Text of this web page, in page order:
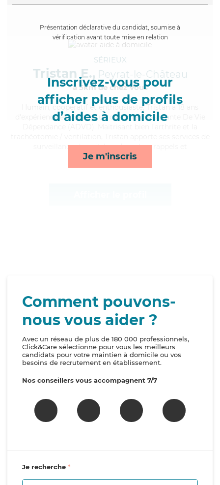
Présentation déclarative du candidat, soumise à
vérification avant toute mise en relation
Inscrivez-vous pour
afficher plus de profils
d’aides à domicile
Je m'inscris
SÉRIEUX
Tristan E., Peyrat-le-Château
à 5km de chez Vous
, coopératif et enthousiaste, Tristan a 18 ans
d'expérience et possède un diplôme d'Assistante De Vie
surveillance de nuit, lever/coucher, rappels et
compagnie/loisirs*
Comment pouvons-
nous vous aider ?
Avec un réseau de plus de 180 000 professionnels,
Click&Care sélectionne pour vous les meilleurs
candidats pour votre maintien à domicile ou vos
besoins de recrutement en établissement.
Nos conseillers vous accompagnent 7/7
Je recherche